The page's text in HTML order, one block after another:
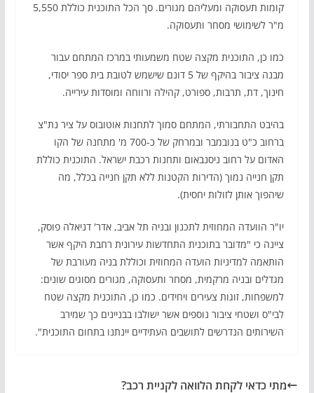
קומות תעסוקה ומעליהם מגורים. סך הכל התוכנית כוללת 5,550
מ"ר לשימושי מסחר ותעסוקה.
כמו כן, התוכנית מקצה שטח משמעותי במרכז המתחם עבור
מבנה ציבור בהיקף של 5 דונם שישמש לטובת בית ספר יסודי,
חינוך, דת, תרבות, ספורט, קהילה ורווחה ומוסדות עירייה.
בהיבט התחבורתי, המתחם סמוך לתחנות אוטובוס על ציר נת"צ
ברחוב כ"ט בנובמבר ובמרחק של כ-700 מ' מתחנה של הקו
האדום על רחוב ניסנבאום ותחנות רכבת ישראל. התוכנית כוללת
תקן חנייה נמוך (הדירות הקטנות ללא תקן חנייה בכלל, מה
שיהפוך אותן לזולות יחסית).
יו"ר הוועדה המחוזית לתכנון ובניה תל אביב, אדר' דניאלה פוסק,
ציינה כי "מדובר בתוכנית התחדשות עירונית רחבת היקף אשר
הותאמה למדיניות הועדה המחוזית וכוללת בניה מעורבת של
מגדלים ובניה מרקמית, מסחר ותעסוקה, מגורים מסוגים שונים:
למשפחות, זוגות צעירים ויחידים. כמו כן, התוכנית מקצה שטח
לבי"ס ושטחי ציבור נוספים אשר ישולבו בבניינים כך שמירב
השירותים הנדרשים לתושבים העתידיים יינתנו בתחום התוכנית".
מתי כדאי לקחת הלוואה לקניית רכב?